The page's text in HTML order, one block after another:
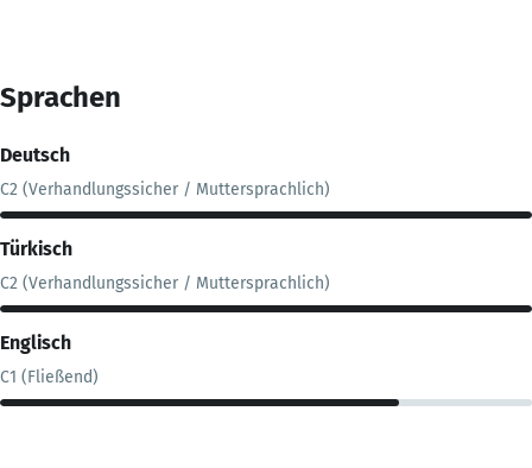
Sprachen
Deutsch
C2 (Verhandlungssicher / Muttersprachlich)
Türkisch
C2 (Verhandlungssicher / Muttersprachlich)
Englisch
C1 (Fließend)